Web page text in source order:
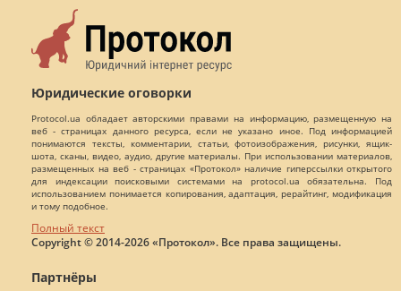
Юридические оговорки
Protocol.ua обладает авторскими правами на информацию, размещенную на
веб - страницах данного ресурса, если не указано иное. Под информацией
понимаются тексты, комментарии, статьи, фотоизображения, рисунки, ящик-
шота, сканы, видео, аудио, другие материалы. При использовании материалов,
размещенных на веб - страницах «Протокол» наличие гиперссылки открытого
для индексации поисковыми системами на protocol.ua обязательна. Под
использованием понимается копирования, адаптация, рерайтинг, модификация
и тому подобное.
Полный текст
Copyright © 2014-2026 «Протокол». Все права защищены.
Партнёры